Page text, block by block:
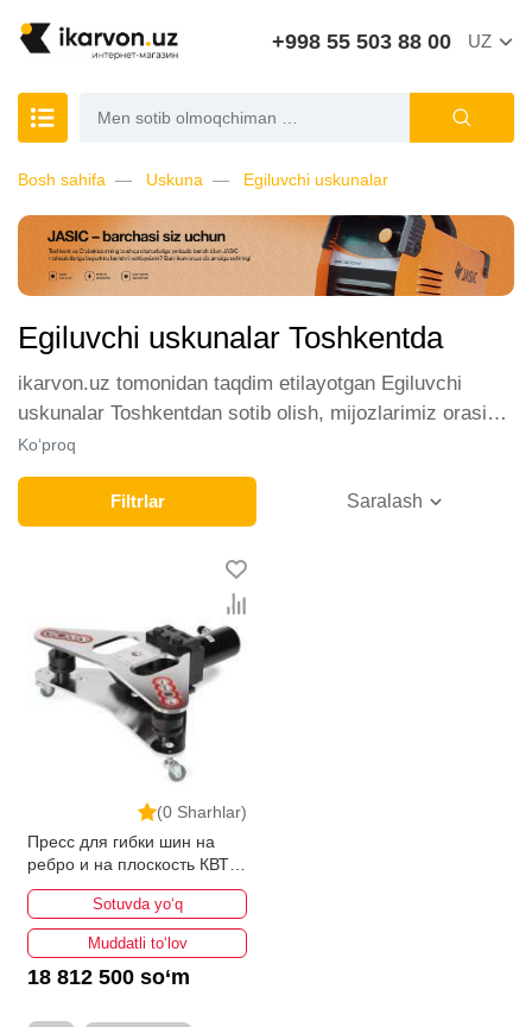
+998 55 503 88 00 UZ
Bosh sahifa Uskuna Egiluvchi uskunalar
Egiluvchi uskunalar Toshkentda
ikarvon.uz tomonidan taqdim etilayotgan Egiluvchi
uskunalar Toshkentdan sotib olish, mijozlarimiz orasida
katta talabga ega. Biz ushbu toifadagi tovarlarni sotish
uchun eng yaxshi sharoitlarni ta'minlaymiz. Onlayn
do'konda Egiluvchi uskunalar yetakchi ishlab
chiqaruvchilar va brendlar tomonidan taqdim etilgan
bo'lib, ularning ro'yxati doimiy ravishda kengayib
bormoqda. Biz butun mamlakat bo'ylab tovarlarni
istalgan miqdorda yetkazib beramiz. Bularning barchasi
O'zbekistondagi eng yaxshi narx bilan qo’shimcha
qilingan, ikarvon.uz dan Egiluvchi uskunalar - bu eng
keng narxlar oralig'i. Va bu yerda Egiluvchi uskunalar
toifasidagi har bir element uchun optimal narx mavjud.
Ko‘proq
Filtrlar Saralash
(0 Sharhlar)
Пресс для гибки шин на
ребро и на плоскость КВТ
ШГР-125
Sotuvda yo‘q
Muddatli to‘lov
18 812 500 so‘m